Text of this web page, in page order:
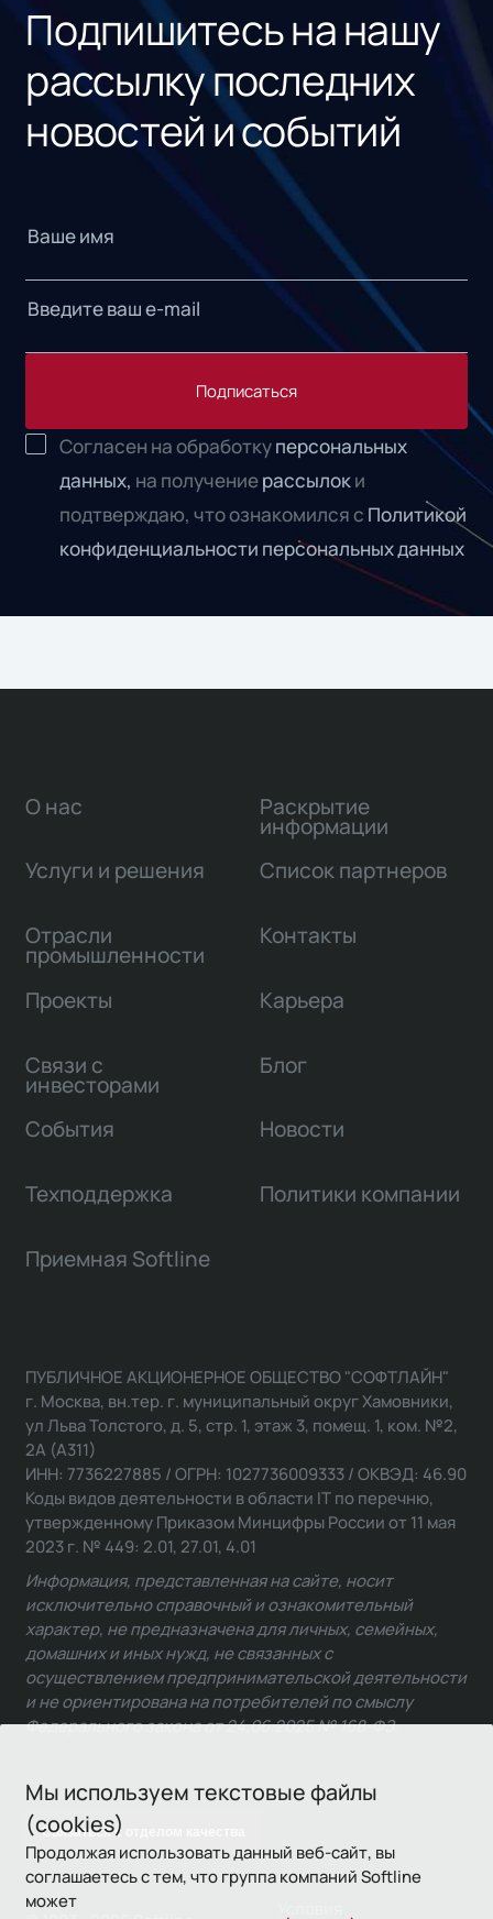
Подпишитесь на нашу
рассылку последних
новостей и событий
Подписаться
Согласен на обработкуперсональных
данных, на получениерассылок и
подтверждаю, что ознакомился с Политикой
конфиденциальности персональных данных
Мы используем текстовые файлы
(cookies)
Продолжая использовать данный веб-сайт, вы
соглашаетесь с тем, что группа компаний Softline
может
О нас
Услуги и решения
Отрасли
промышленности
Проекты
Связи с
инвесторами
Раскрытие
информации
Список партнеров
Контакты
Карьера
Блог
События Новости
Техподдержка Политики компании
Приемная Softline
Связаться с отделом качества
ПУБЛИЧНОЕ АКЦИОНЕРНОЕ ОБЩЕСТВО "СОФТЛАЙН"
г. Москва, вн.тер. г. муниципальный округ Хамовники,
ул Льва Толстого, д. 5, стр. 1, этаж 3, помещ. 1, ком. №2,
2А (А311)
ИНН: 7736227885 / ОГРН: 1027736009333 / ОКВЭД: 46.90
Коды видов деятельности в области IT по перечню,
утвержденному Приказом Минцифры России от 11 мая
2023 г. № 449: 2.01, 27.01, 4.01
Информация, представленная на сайте, носит
исключительно справочный и ознакомительный
характер, не предназначена для личных, семейных,
домашних и иных нужд, не связанных с
осуществлением предпринимательской деятельности
и не ориентирована на потребителей по смыслу
Федерального закона от 24.06.2025 № 168-ФЗ.